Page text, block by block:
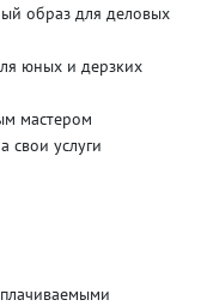
образ для деловых
юных и дерзких
мастером
свои услуги